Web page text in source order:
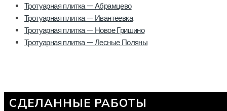
Тротуарная плитка — Абрамцево
Тротуарная плитка — Ивантеевка
Тротуарная плитка — Новое Гришино
Тротуарная плитка — Лесные Поляны
СДЕЛАННЫЕ РАБОТЫ